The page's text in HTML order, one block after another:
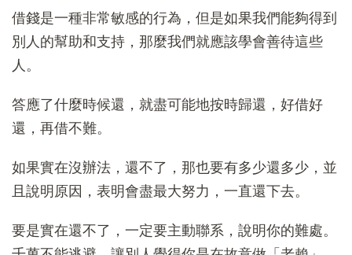
借錢是一種非常敏感的行為，但是如果我們能夠得到
別人的幫助和支持，那麼我們就應該學會善待這些
人。
答應了什麼時候還，就盡可能地按時歸還，好借好
還，再借不難。
如果實在沒辦法，還不了，那也要有多少還多少，並
且說明原因，表明會盡最大努力，一直還下去。
要是實在還不了，一定要主動聯系，說明你的難處。